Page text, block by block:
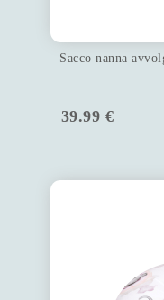
Sacco nanna
39.99 €